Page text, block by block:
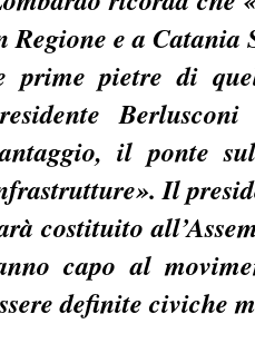
Regione e a Catania
prime pietre di
il ponte
Il
costituito
capo al
definite civiche